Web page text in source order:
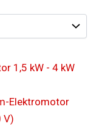
Elektromotor
V)